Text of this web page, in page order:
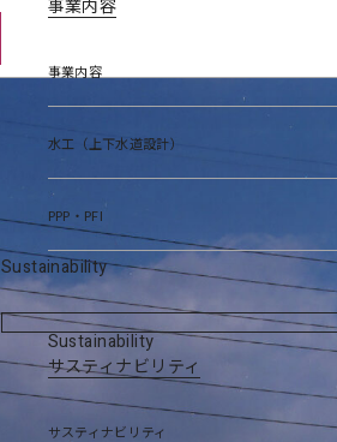
事業内容
事業内容
水工（上下水道設計）
PPP・PFI
Sustainability
Sustainability
サスティナビリティ
サスティナビリティ